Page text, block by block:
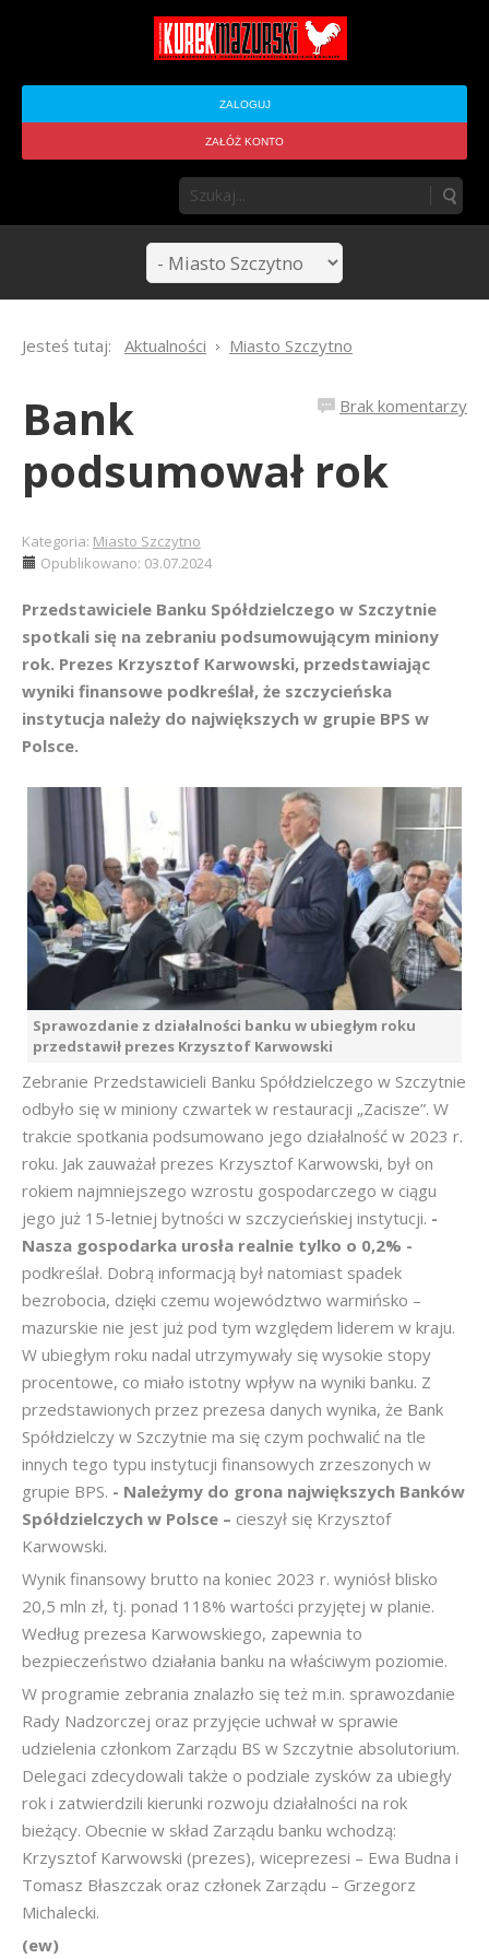
ZALOGUJ
ZAŁÓŻ KONTO
Jesteś tutaj: Aktualności Miasto Szczytno
Brak komentarzy
Bank
podsumował rok
Kategoria: Miasto Szczytno
Opublikowano: 03.07.2024
Przedstawiciele Banku Spółdzielczego w Szczytnie
spotkali się na zebraniu podsumowującym miniony
rok. Prezes Krzysztof Karwowski, przedstawiając
wyniki finansowe podkreślał, że szczycieńska
instytucja należy do największych w grupie BPS w
Polsce.
Sprawozdanie z działalności banku w ubiegłym roku
przedstawił prezes Krzysztof Karwowski
Zebranie Przedstawicieli Banku Spółdzielczego w Szczytnie
odbyło się w miniony czwartek w restauracji „Zacisze”. W
trakcie spotkania podsumowano jego działalność w 2023 r.
roku. Jak zauważał prezes Krzysztof Karwowski, był on
rokiem najmniejszego wzrostu gospodarczego w ciągu
jego już 15-letniej bytności w szczycieńskiej instytucji. -
Nasza gospodarka urosła realnie tylko o 0,2% -
podkreślał. Dobrą informacją był natomiast spadek
bezrobocia, dzięki czemu województwo warmińsko –
mazurskie nie jest już pod tym względem liderem w kraju.
W ubiegłym roku nadal utrzymywały się wysokie stopy
procentowe, co miało istotny wpływ na wyniki banku. Z
przedstawionych przez prezesa danych wynika, że Bank
Spółdzielczy w Szczytnie ma się czym pochwalić na tle
innych tego typu instytucji finansowych zrzeszonych w
grupie BPS. - Należymy do grona największych Banków
Spółdzielczych w Polsce – cieszył się Krzysztof
Karwowski.
Wynik finansowy brutto na koniec 2023 r. wyniósł blisko
20,5 mln zł, tj. ponad 118% wartości przyjętej w planie.
Według prezesa Karwowskiego, zapewnia to
bezpieczeństwo działania banku na właściwym poziomie.
W programie zebrania znalazło się też m.in. sprawozdanie
Rady Nadzorczej oraz przyjęcie uchwał w sprawie
udzielenia członkom Zarządu BS w Szczytnie absolutorium.
Delegaci zdecydowali także o podziale zysków za ubiegły
rok i zatwierdzili kierunki rozwoju działalności na rok
bieżący. Obecnie w skład Zarządu banku wchodzą:
Krzysztof Karwowski (prezes), wiceprezesi – Ewa Budna i
Tomasz Błaszczak oraz członek Zarządu – Grzegorz
Michalecki.
(ew)